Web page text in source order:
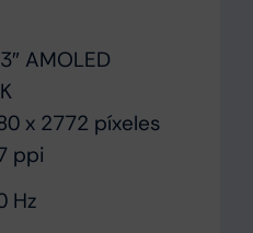
AMOLED
x 2772 píxeles
ppi
Hz